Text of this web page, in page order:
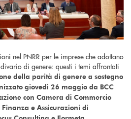
nel PNRR per le imprese che adottano
di genere: questi i temi affrontati
della parità di genere a sostegno
giovedì 26 maggio da BCC
con Camera di Commercio
e Assicurazioni di